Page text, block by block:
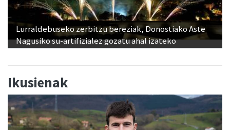
Lurraldebuseko zerbitzu bereziak, Donostiako Aste
Nagusiko su-artifizialez gozatu ahal izateko
Ikusienak